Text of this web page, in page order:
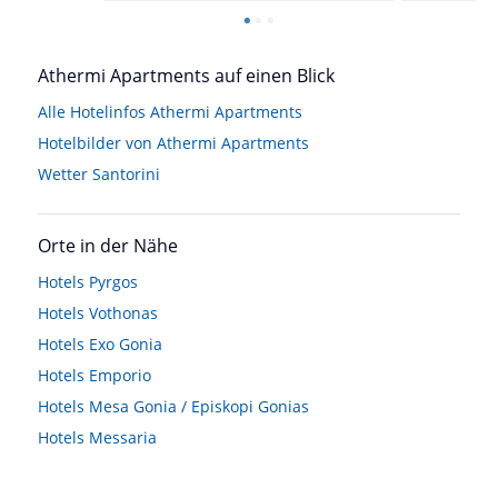
Athermi Apartments auf einen Blick
Alle Hotelinfos Athermi Apartments
Hotelbilder von Athermi Apartments
Wetter Santorini
Orte in der Nähe
Hotels Pyrgos
Hotels Vothonas
Hotels Exo Gonia
Hotels Emporio
Hotels Mesa Gonia / Episkopi Gonias
Hotels Messaria